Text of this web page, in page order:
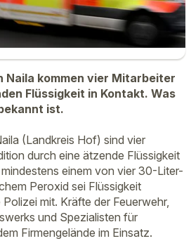
Naila kommen vier Mitarbeiter
Flüssigkeit in Kontakt. Was
ist.
(Landkreis Hof) sind vier
durch eine ätzende Flüssigkeit
einem von vier 30-Liter-
Peroxid sei Flüssigkeit
mit. Kräfte der Feuerwehr,
und Spezialisten für
Firmengelände im Einsatz.